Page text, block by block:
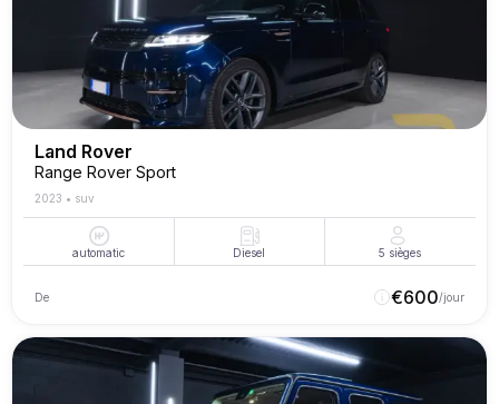
Land Rover
Range Rover Sport
2023 • suv
automatic Diesel 5 sièges
De €600/jour